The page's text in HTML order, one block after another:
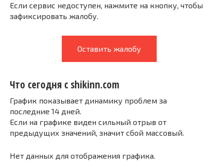
Если сервис недоступен, нажмите на кнопку, чтобы
зафиксировать жалобу.
Оставить жалобу
Что сегодня с shikinn.com
График показывает динамику проблем за
последние 14 дней.
Если на графике виден сильный отрыв от
предыдущих значений, значит сбой массовый.
Нет данных для отображения графика.